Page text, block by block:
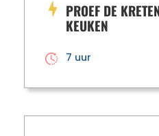
PROEF DE
KEUKEN
7 uur